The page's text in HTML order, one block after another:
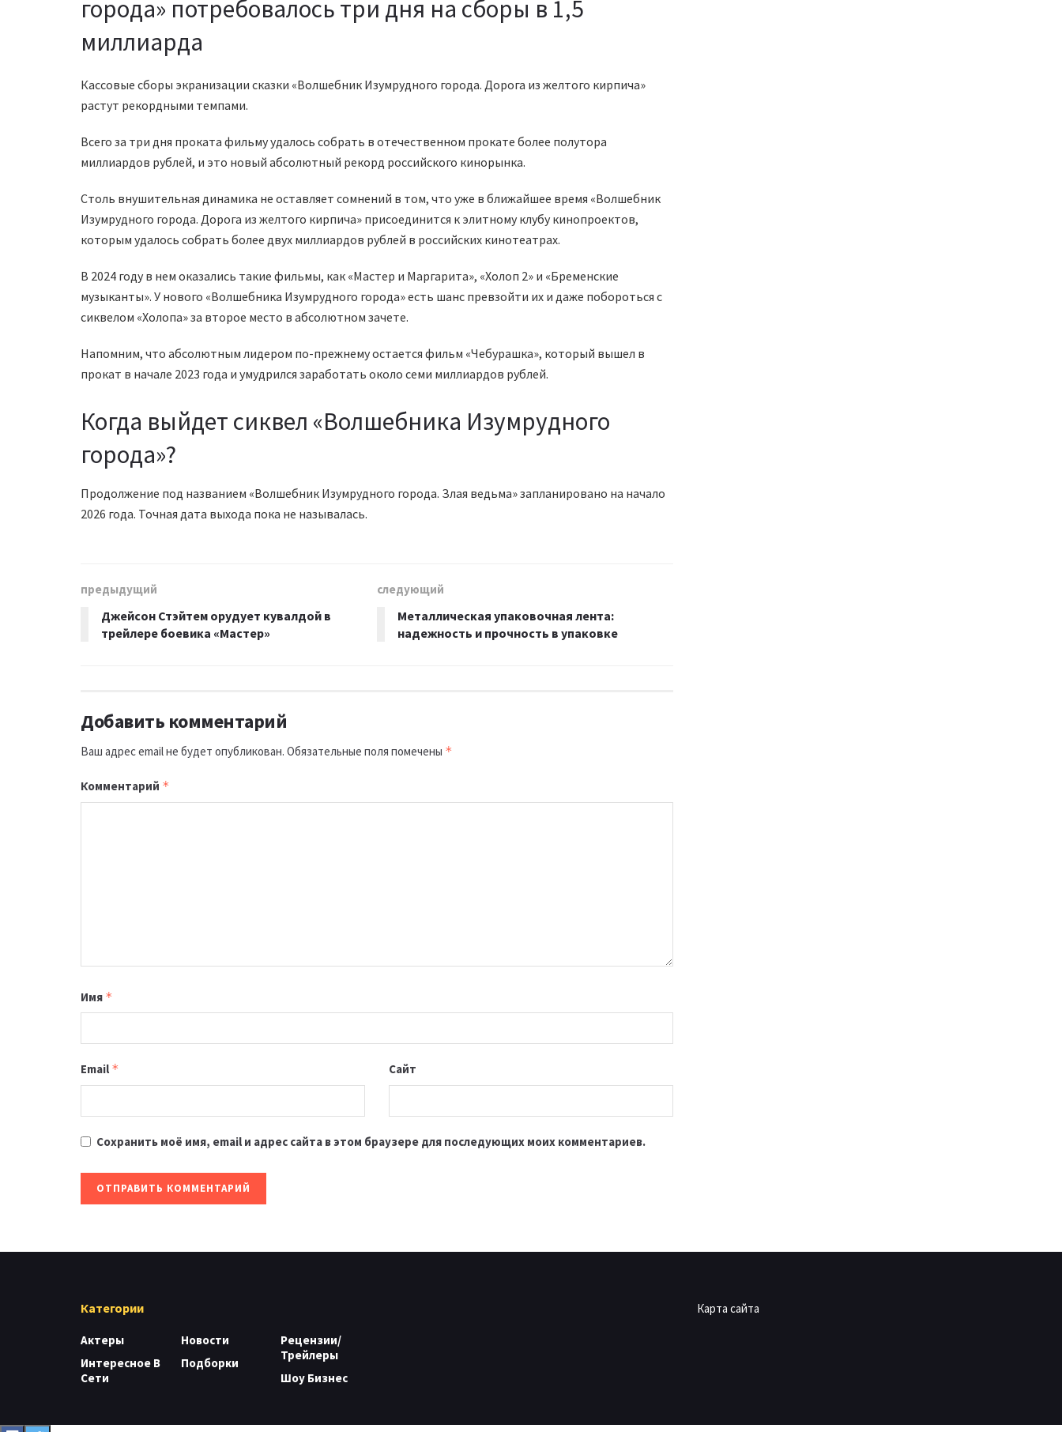
города» потребовалось три дня на сборы в 1,5
миллиарда
Кассовые сборы экранизации сказки «Волшебник Изумрудного города. Дорога из желтого кирпича»
растут рекордными темпами.
Всего за три дня проката фильму удалось собрать в отечественном прокате более полутора
миллиардов рублей, и это новый абсолютный рекорд российского кинорынка.
Столь внушительная динамика не оставляет сомнений в том, что уже в ближайшее время «Волшебник
Изумрудного города. Дорога из желтого кирпича» присоединится к элитному клубу кинопроектов,
которым удалось собрать более двух миллиардов рублей в российских кинотеатрах.
В 2024 году в нем оказались такие фильмы, как «Мастер и Маргарита», «Холоп 2» и «Бременские
музыканты». У нового «Волшебника Изумрудного города» есть шанс превзойти их и даже побороться с
сиквелом «Холопа» за второе место в абсолютном зачете.
Напомним, что абсолютным лидером по-прежнему остается фильм «Чебурашка», который вышел в
прокат в начале 2023 года и умудрился заработать около семи миллиардов рублей.
Когда выйдет сиквел «Волшебника Изумрудного
города»?
Продолжение под названием «Волшебник Изумрудного города. Злая ведьма» запланировано на начало
2026 года. Точная дата выхода пока не называлась.
предыдущий
Джейсон Стэйтем орудует кувалдой в
трейлере боевика «Мастер»
следующий
Металлическая упаковочная лента:
надежность и прочность в упаковке
Добавить комментарий
Ваш адрес email не будет опубликован. Обязательные поля помечены *
Комментарий *
Имя *
Email * Сайт
Сохранить моё имя, email и адрес сайта в этом браузере для последующих моих комментариев.
Категории
Актеры
Интересное В
Сети
Новости
Подборки
Рецензии/
Трейлеры
Шоу Бизнес
Карта сайта